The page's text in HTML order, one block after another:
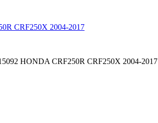
CRF250X 2004-2017
HONDA CRF250R CRF250X 2004-2017